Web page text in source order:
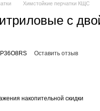
Химстойкие перчатки КЩС
с
Оставить отзыв
накопительной скидки